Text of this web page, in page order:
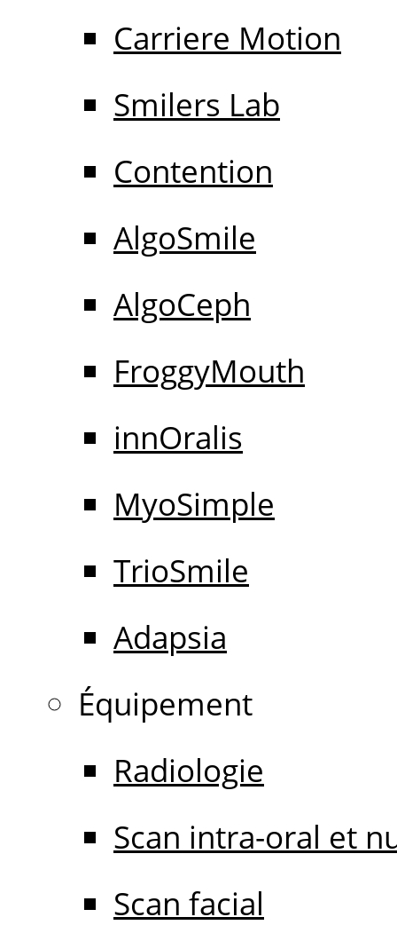
Carriere Motion
Smilers Lab
Contention
AlgoSmile
AlgoCeph
FroggyMouth
innOralis
MyoSimple
TrioSmile
Adapsia
Équipement
Radiologie
Scan intra-oral et
Scan facial